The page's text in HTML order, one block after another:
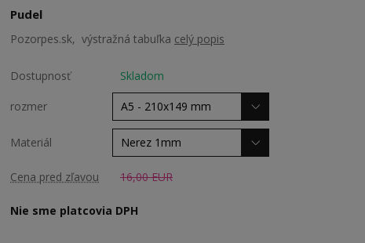
Pudel
Pozorpes.sk, výstražná tabuľka celý popis
Dostupnosť Skladom
rozmer
Materiál
Cena pred zľavou 16,00 EUR
Nie sme platcovia DPH